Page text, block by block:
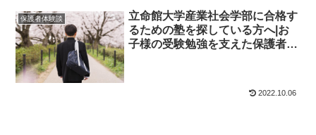
保護者体験談
立命館大学産業社会学部に合格す
るための塾を探している方へ|お
子様の受験勉強を支えた保護者体
2022.10.06